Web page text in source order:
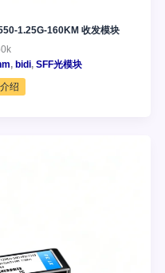
1.25G-160KM 收发模块
, bidi,SFF光模块
绍